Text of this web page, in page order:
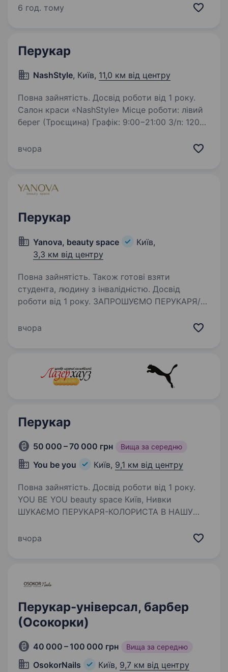
серце, яке говорить на мові кольору? Кого
6 год. тому
Перукар
NashStyle, Київ, 11,0 км від центру
Повна зайнятість. Досвід роботи від 1 року.
Салон краси «NashStyle» Місце роботи: лівий
берег (Троєщина) Графік: 9:00−21:00 З/п: 1200
переходом на %) Обов’язки: Проведення всіх
вчора
Перукар
Yanova, beauty space
Київ,
3,3 км від центру
Повна зайнятість. Також готові взяти
студента, людину з інвалідністю. Досвід
роботи від 1 року. ЗАПРОШУЄМО ПЕРУКАРЯ/
YANOVA — це простір жіночої трансформації.
та засяяти зовні. Через турботу,…
вчора
Перукар
50 000 – 70 000 грн Вища за середню
You be you Київ, 9,1 км від центру
Повна зайнятість. Досвід роботи від 1 року.
YOU BE YOU beauty space Київ, Нивки
ШУКАЄМО ПЕРУКАРЯ-КОЛОРИСТА В НАШУ
маєш гарний смак і кайфуєш від фарбувань —
вчора
Перукар-універсал, барбер
(Осокорки)
40 000 – 100 000 грн Вища за середню
OsokorNails Київ, 9,7 км від центру